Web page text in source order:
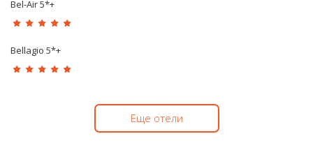
Bel-Air 5*+
Bellagio 5*+
Еще отели